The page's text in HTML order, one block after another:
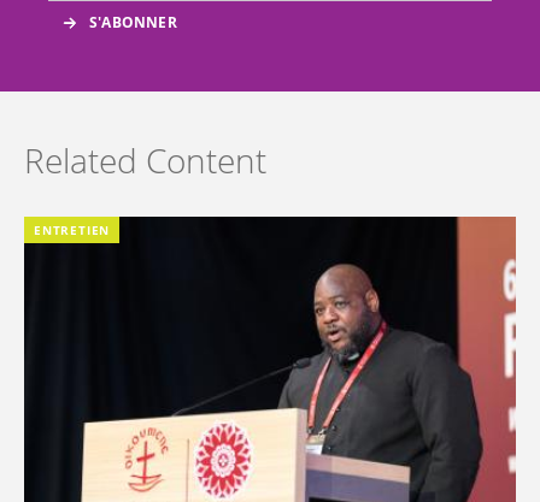
Related Content
ENTRETIEN